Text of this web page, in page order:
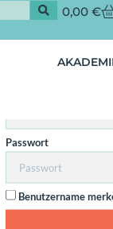
0,00€
Dieser
Passwort
Benutzername